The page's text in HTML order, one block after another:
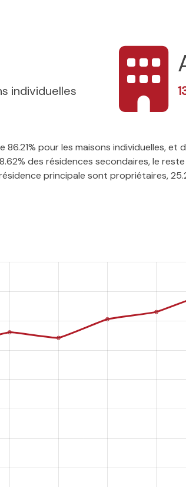
individuelles
pour les maisons individuelles, et
des résidences secondaires, le
principale sont propriétaires,